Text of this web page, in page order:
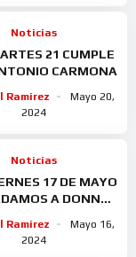
Noticias
21 CUMPLE
CARMONA
Ramirez
Mayo 20,
2024
Noticias
17 DE MAYO
A DONNA
Ramirez
Mayo 16,
2024